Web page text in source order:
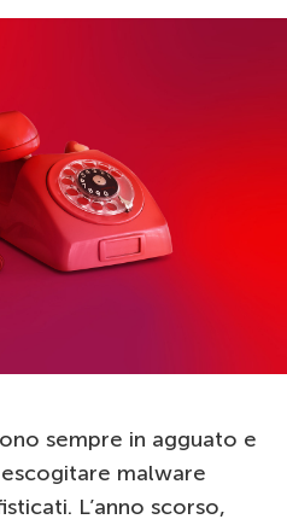
sempre in agguato e
malware
L’anno scorso,